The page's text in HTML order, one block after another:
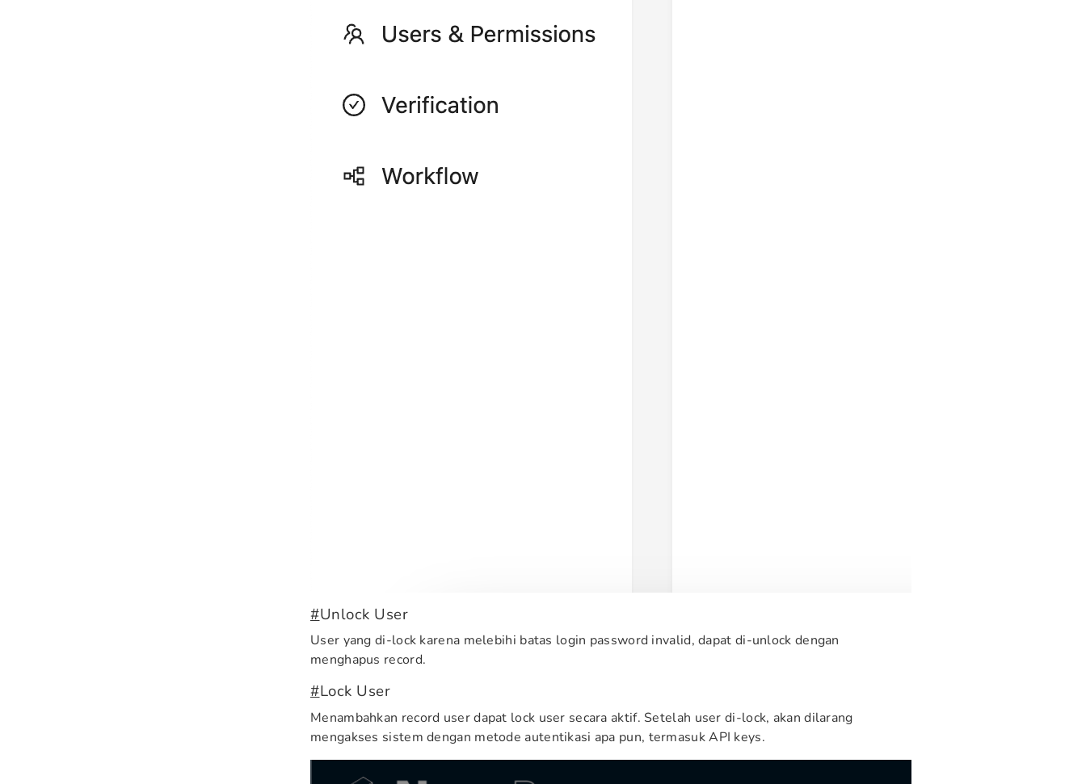
#Unlock User
User yang di-lock karena melebihi batas login password invalid, dapat di-unlock dengan
menghapus record.
#Lock User
Menambahkan record user dapat lock user secara aktif. Setelah user di-lock, akan dilarang
mengakses sistem dengan metode autentikasi apa pun, termasuk API keys.